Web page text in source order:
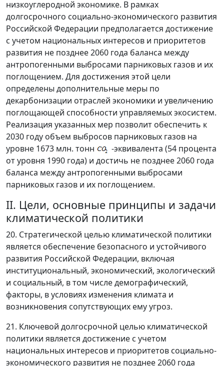
низкоуглеродной экономике. В рамках
долгосрочного социально-экономического развития
Российской Федерации предполагается достижение
с учетом национальных интересов и приоритетов
развития не позднее 2060 года баланса между
антропогенными выбросами парниковых газов и их
поглощением. Для достижения этой цели
определены дополнительные меры по
декарбонизации отраслей экономики и увеличению
поглощающей способности управляемых экосистем.
Реализация указанных мер позволит обеспечить к
2030 году объем выбросов парниковых газов на
уровне 1673 млн. тонн
-эквивалента (54 процента
от уровня 1990 года) и достичь не позднее 2060 года
баланса между антропогенными выбросами
парниковых газов и их поглощением.
II. Цели, основные принципы и задачи
климатической политики
20. Стратегической целью климатической политики
является обеспечение безопасного и устойчивого
развития Российской Федерации, включая
институциональный, экономический, экологический
и социальный, в том числе демографический,
факторы, в условиях изменения климата и
возникновения сопутствующих ему угроз.
21. Ключевой долгосрочной целью климатической
политики является достижение с учетом
национальных интересов и приоритетов социально-
экономического развития не позднее 2060 года